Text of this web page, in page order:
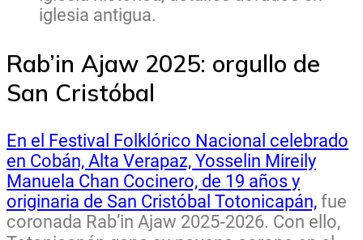
iglesia antigua.
Rab’in Ajaw 2025: orgullo de
San Cristóbal
En el Festival Folklórico Nacional celebrado
en Cobán, Alta Verapaz, Yosselin Mireily
Manuela Chan Cocinero, de 19 años y
originaria de San Cristóbal Totonicapán, fue
coronada Rab’in Ajaw 2025‑2026. Con ello,